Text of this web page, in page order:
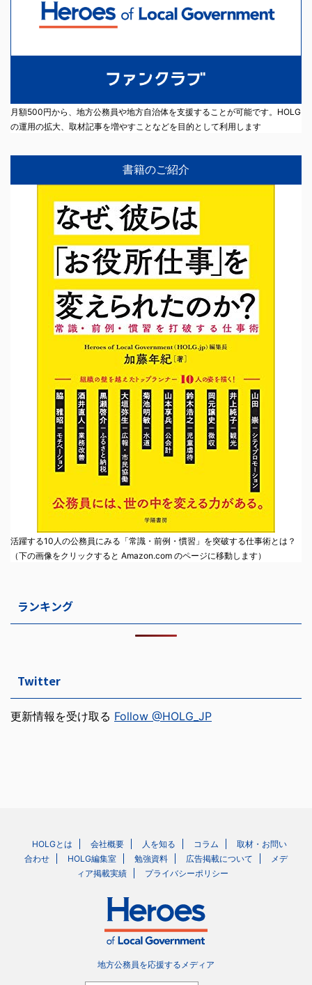
月額500円から、地方公務員や地方自治体を支援することが可能です。HOLG
の運用の拡大、取材記事を増やすことなどを目的として利用します
書籍のご紹介
活躍する10人の公務員にみる「常識・前例・慣習」を突破する仕事術とは？
（下の画像をクリックすると Amazon.com のページに移動します）
ランキング
Twitter
更新情報を受け取る Follow @HOLG_JP
HOLGとは 会社概要 人を知る コラム
取材・お問い
合わせ
HOLG編集室 勉強資料 広告掲載について
メデ
ィア掲載実績
プライバシーポリシー
地方公務員を応援するメディア